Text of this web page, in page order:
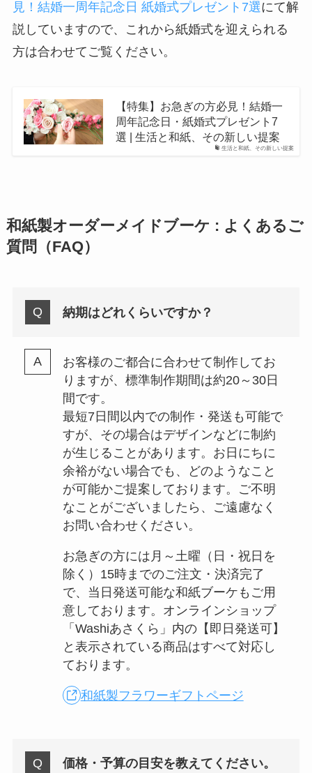
見！結婚一周年記念日 紙婚式プレゼント7選にて解
説していますので、これから紙婚式を迎えられる
方は合わせてご覧ください。
生活と和紙、その新しい提案
【特集】お急ぎの方必見！結婚一
周年記念日・紙婚式プレゼント7
選 | 生活と和紙、その新しい提案
和紙製オーダーメイドブーケ : よくあるご
質問（FAQ）
納期はどれくらいですか？
お客様のご都合に合わせて制作してお
りますが、標準制作期間は約20～30日
間です。
最短7日間以内での制作・発送も可能で
すが、その場合はデザインなどに制約
が生じることがあります。お日にちに
余裕がない場合でも、どのようなこと
が可能かご提案しております。ご不明
なことがございましたら、ご遠慮なく
お問い合わせください。
お急ぎの方には月～土曜（日・祝日を
除く）15時までのご注文・決済完了
で、当日発送可能な和紙ブーケもご用
意しております。オンラインショップ
「Washiあさくら」内の【即日発送可】
と表示されている商品はすべて対応し
ております。
和紙製フラワーギフトページ
価格・予算の目安を教えてください。